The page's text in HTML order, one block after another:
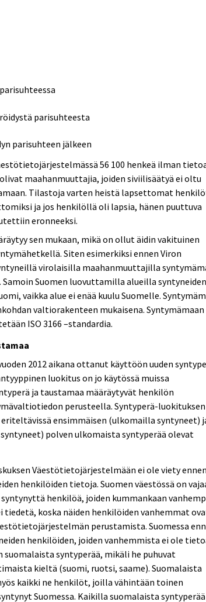
parisuhteesta
parisuhteen jälkeen
56 100 henkeä ilman
maahanmuuttajia, joiden siviilisäätyä ei oltu
Tilastoja varten heistä lapsettomat
ja jos henkilöllä oli lapsia, hänen puuttuva
eronneeksi.
sen mukaan, mikä on ollut äidin vakituinen
Siten esimerkiksi ennen Viron
virolaisilla maahanmuuttajilla
Suomen luovuttamilla alueilla syntyneiden
vaikka alue ei enää kuulu Suomelle.
valtiorakenteen mukaisena. Syntymämaan
ISO 3166 –standardia.
2012 aikana ottanut käyttöön uuden
luokitus on jo käytössä muissa
ja taustamaa määräytyvät henkilön
perusteella. Syntyperä-luokituksen
ensimmäisen (ulkomailla syntyneet)
polven ulkomaista syntyperää olevat
Väestötietojärjestelmään ei ole viety ennen
henkilöiden tietoja. Suomen väestössä on
syntynyttä henkilöä, joiden kummankaan
koska näiden henkilöiden vanhemmat
perustamista. Suomessa
henkilöiden, joiden vanhemmista ei ole
suomalaista syntyperää, mikäli he puhuvat
kieltä (suomi, ruotsi, saame). Suomalaista
kaikki ne henkilöt, joilla vähintään toinen
Suomessa. Kaikilla suomalaista syntyperää